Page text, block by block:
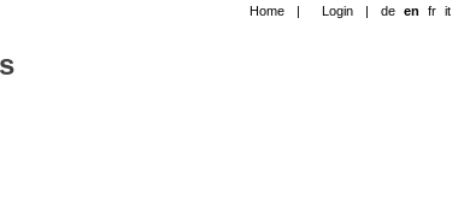
Home | Login | de en fr it